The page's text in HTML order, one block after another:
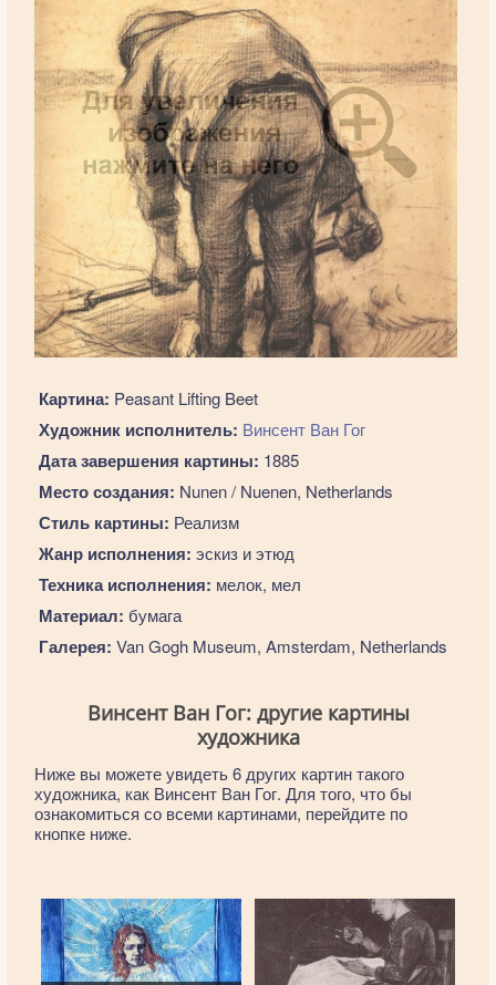
Картина: Peasant Lifting Beet
Художник исполнитель: Винсент Ван Гог
Дата завершения картины: 1885
Место создания: Nunen / Nuenen, Netherlands
Стиль картины: Реализм
Жанр исполнения: эскиз и этюд
Техника исполнения: мелок, мел
Материал: бумага
Галерея: Van Gogh Museum, Amsterdam, Netherlands
Винсент Ван Гог: другие картины
художника
Ниже вы можете увидеть 6 других картин такого
художника, как Винсент Ван Гог. Для того, что бы
ознакомиться со всеми картинами, перейдите по
кнопке ниже.